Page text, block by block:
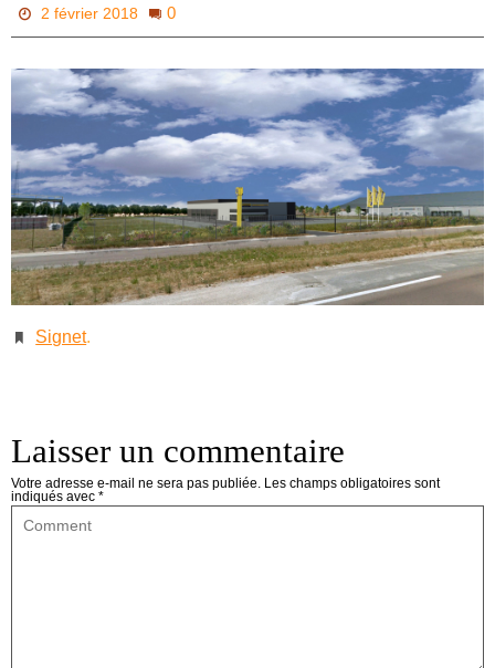
2 février 2018
0
Signet.
Laisser un commentaire
Votre adresse e-mail ne sera pas publiée. Les champs obligatoires sont
indiqués avec *